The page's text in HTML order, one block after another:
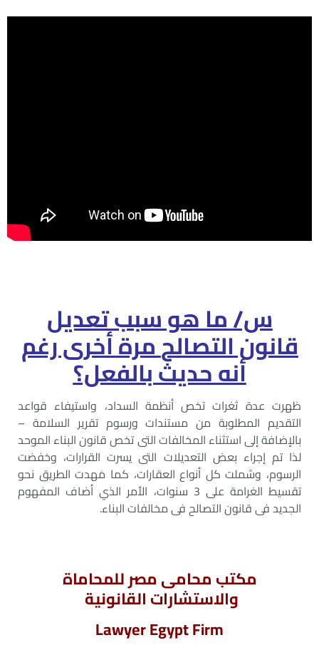
س/ ما هو سببتعديل
قانون التصالحمرة أخرى رغم
أنه حديث بالفعل؟
ظهرت عدة ثغرات تخص أنظمة السداد، واستيفاء قواعد
التقديم المطلوبة من مستندات ورسوم تقرير السلامة –
بالإضافة إلى استثناء المخالفات التى تخص قانون البناء الموحد
لذا تم إجراء بعض التعديلات التى يسرت القرارات، وخفضت
الرسوم، وشملت كل أنواع العقارات، كما مَهدت الطريق نحو
تقسيط الغرامة على 3 سنوات، الأمر الذي أضاف المفهوم
الجديد فى قانون التصالح فى مخالفات البناء.
مكتب محامى مصر للمحاماة
والاستشارات القانونية
Lawyer Egypt Firm